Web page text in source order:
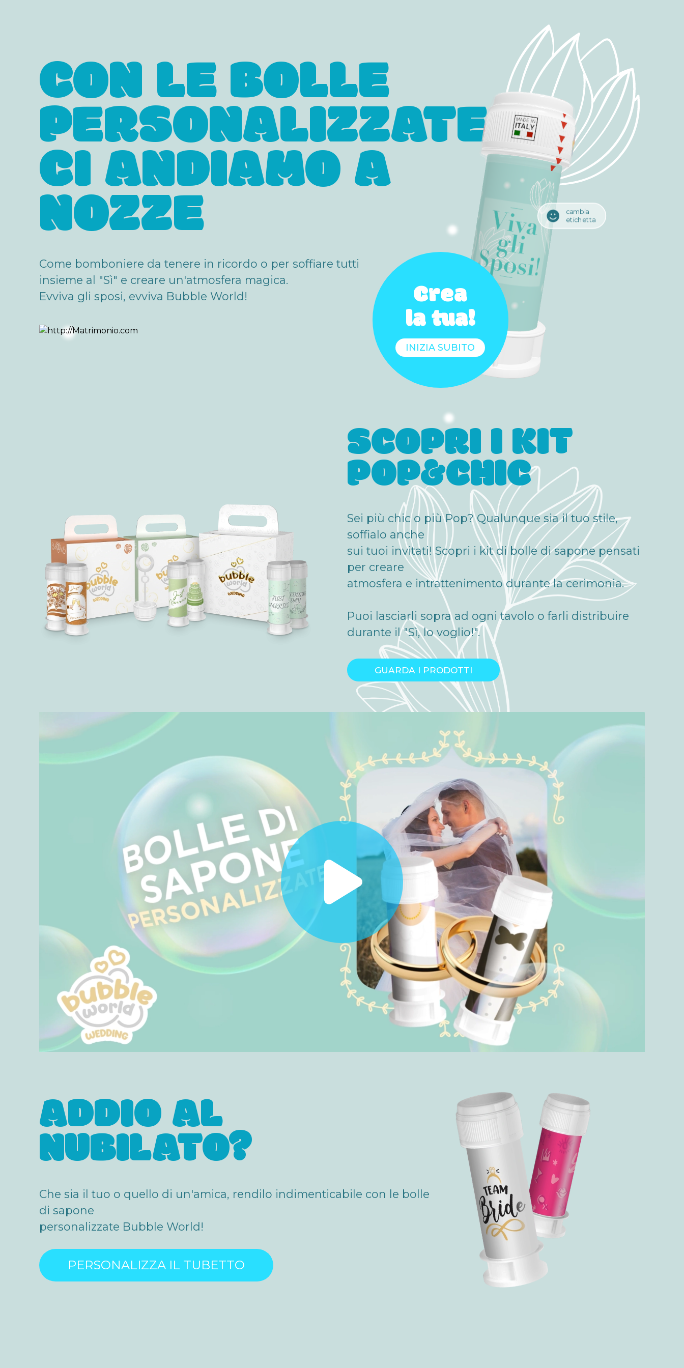
CON LE BOLLE
PERSONALIZZATE
CI ANDIAMO A
NOZZE
Come bomboniere da tenere in ricordo o per soffiare tutti
insieme al "Sì" e creare un'atmosfera magica.
Evviva gli sposi, evviva Bubble World!
Crea
la tua!
INIZIA SUBITO
cambia
etichetta
SCOPRI I KIT
POP&CHIC
Sei più chic o più Pop? Qualunque sia il tuo stile,
soffialo anche
sui tuoi invitati! Scopri i kit di bolle di sapone pensati
per creare
atmosfera e intrattenimento durante la cerimonia.
Puoi lasciarli sopra ad ogni tavolo o farli distribuire
durante il "Sì, lo voglio!".
GUARDA I PRODOTTI
ADDIO AL
NUBILATO?
Che sia il tuo o quello di un'amica, rendilo indimenticabile con le bolle
di sapone
personalizzate Bubble World!
PERSONALIZZA IL TUBETTO